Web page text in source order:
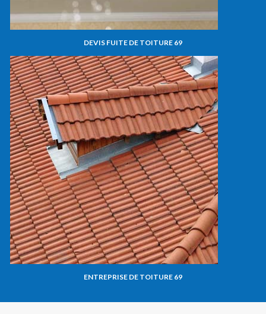
DEVIS FUITE DE TOITURE 69
ENTREPRISE DE TOITURE 69